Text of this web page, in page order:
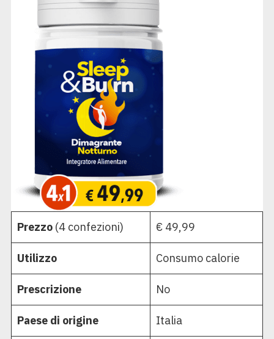
Prezzo(4 confezioni) € 49,99
Utilizzo Consumo calorie
Prescrizione No
Paese di origine Italia